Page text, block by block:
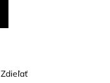
Zdieľať